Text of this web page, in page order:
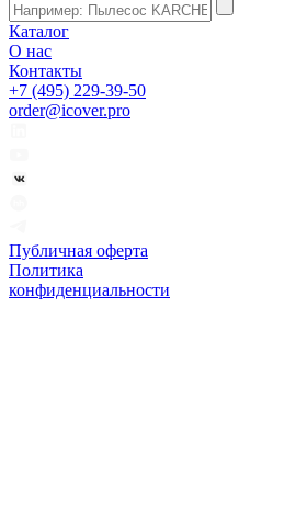
Каталог
О нас
Контакты
+7 (495) 229-39-50
order@icover.pro
Публичная оферта
Политика
конфиденциальности